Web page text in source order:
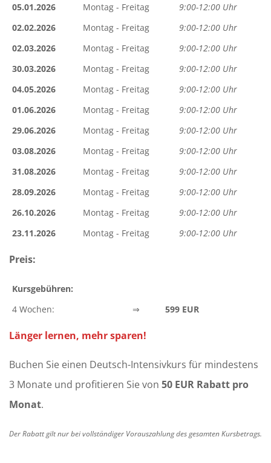
05.01.2026
Montag - Freitag
9:00-12:00 Uhr
02.02.2026
Montag - Freitag
9:00-12:00 Uhr
02.03.2026
Montag - Freitag
9:00-12:00 Uhr
30.03.2026
Montag - Freitag
9:00-12:00 Uhr
04.05.2026
Montag - Freitag
9:00-12:00 Uhr
01.06.2026
Montag - Freitag
9:00-12:00 Uhr
29.06.2026
Montag - Freitag
9:00-12:00 Uhr
03.08.2026
Montag - Freitag
9:00-12:00 Uhr
31.08.2026
Montag - Freitag
9:00-12:00 Uhr
28.09.2026
Montag - Freitag
9:00-12:00 Uhr
26.10.2026
Montag - Freitag
9:00-12:00 Uhr
23.11.2026
Montag - Freitag 9:00-12:00 Uhr
Preis:
Kursgebühren:
4 Wochen:
⇒ 599 EUR
Länger lernen, mehr sparen!
Buchen Sie einen Deutsch-Intensivkurs für mindestens
3 Monate und profitieren Sie von 50 EUR Rabatt pro
Monat.
Der Rabatt gilt nur bei vollständiger Vorauszahlung des gesamten Kursbetrags.